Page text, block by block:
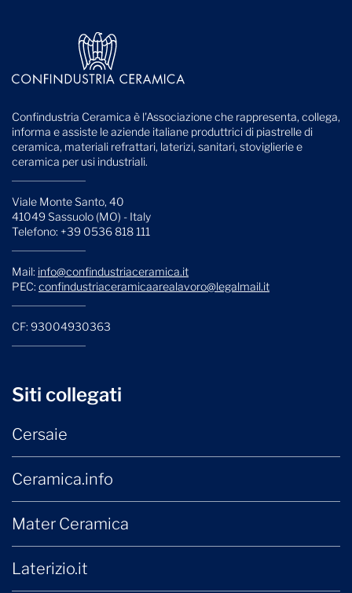
Confindustria Ceramica è l'Associazione che rappresenta, collega,
informa e assiste le aziende italiane produttrici di piastrelle di
ceramica, materiali refrattari, laterizi, sanitari, stoviglierie e
ceramica per usi industriali.
Viale Monte Santo, 40
41049 Sassuolo (MO) - Italy
Telefono: +39 0536 818 111
Mail: info@confindustriaceramica.it
PEC: confindustriaceramicaarealavoro@legalmail.it
CF: 93004930363
Siti collegati
Cersaie
Ceramica.info
Mater Ceramica
Laterizio.it